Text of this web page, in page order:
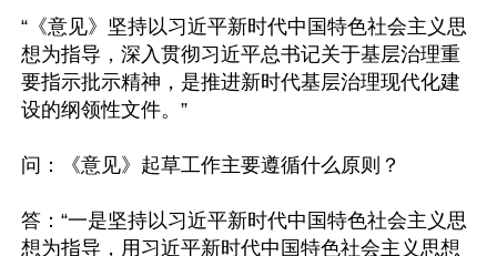
“《意见》坚持以习近平新时代中国特色社会主义思
想为指导，深入贯彻习近平总书记关于基层治理重
要指示批示精神，是推进新时代基层治理现代化建
设的纲领性文件。”
问：《意见》起草工作主要遵循什么原则？
答：“一是坚持以习近平新时代中国特色社会主义思
想为指导，用习近平新时代中国特色社会主义思想